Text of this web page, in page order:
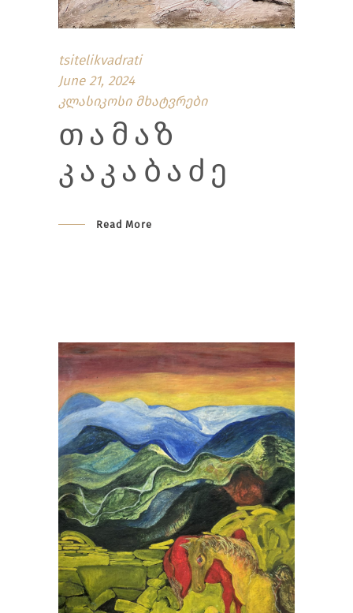
tsitelikvadrati
June 21, 2024
კლასიკოსი მხატვრები
ᲗᲐᲛᲐᲖ
ᲙᲐᲙᲐᲑᲐᲫᲔ
Read More